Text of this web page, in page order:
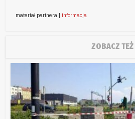
materiał partnera | informacja
ZOBACZ TEŻ